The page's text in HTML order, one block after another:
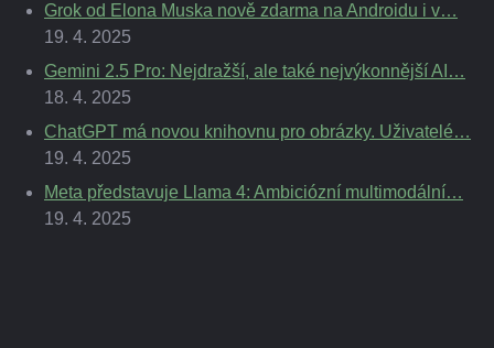
Grok od Elona Muska nově zdarma na Androidu i v…
19. 4. 2025
Gemini 2.5 Pro: Nejdražší, ale také nejvýkonnější AI…
18. 4. 2025
ChatGPT má novou knihovnu pro obrázky. Uživatelé…
19. 4. 2025
Meta představuje Llama 4: Ambiciózní multimodální…
19. 4. 2025